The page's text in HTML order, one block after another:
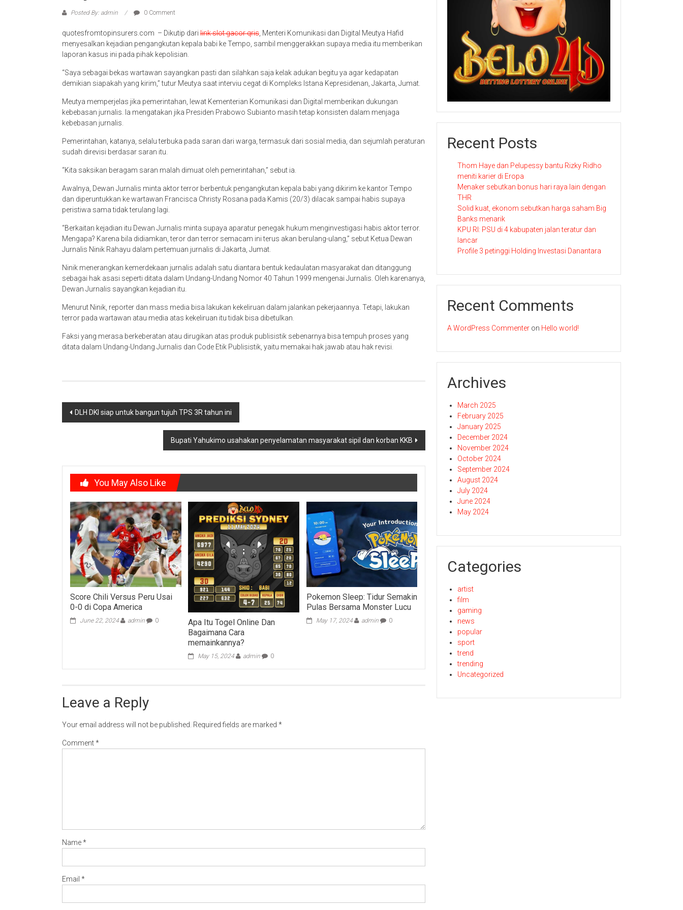
Posted By: admin 0 Comment
quotesfromtopinsurers.com – Dikutip dari link slot gacor qris , Menteri Komunikasi dan Digital Meutya Hafid
menyesalkan kejadian pengangkutan kepala babi ke Tempo, sambil menggerakkan supaya media itu memberikan
laporan kasus ini pada pihak kepolisian.
“Saya sebagai bekas wartawan sayangkan pasti dan silahkan saja kelak adukan begitu ya agar kedapatan
demikian siapakah yang kirim,” tutur Meutya saat interviu cegat di Kompleks Istana Kepresidenan, Jakarta, Jumat.
Meutya memperjelas jika pemerintahan, lewat Kementerian Komunikasi dan Digital memberikan dukungan
kebebasan jurnalis. Ia mengatakan jika Presiden Prabowo Subianto masih tetap konsisten dalam menjaga
kebebasan jurnalis.
Pemerintahan, katanya, selalu terbuka pada saran dari warga, termasuk dari sosial media, dan sejumlah peraturan
sudah direvisi berdasar saran itu.
“Kita saksikan beragam saran malah dimuat oleh pemerintahan,” sebut ia.
Awalnya, Dewan Jurnalis minta aktor terror berbentuk pengangkutan kepala babi yang dikirim ke kantor Tempo
dan diperuntukkan ke wartawan Francisca Christy Rosana pada Kamis (20/3) dilacak sampai habis supaya
peristiwa sama tidak terulang lagi.
“Berkaitan kejadian itu Dewan Jurnalis minta supaya aparatur penegak hukum menginvestigasi habis aktor terror.
Mengapa? Karena bila didiamkan, teror dan terror semacam ini terus akan berulang-ulang,” sebut Ketua Dewan
Jurnalis Ninik Rahayu dalam pertemuan jurnalis di Jakarta, Jumat.
Ninik menerangkan kemerdekaan jurnalis adalah satu diantara bentuk kedaulatan masyarakat dan ditanggung
sebagai hak asasi seperti ditata dalam Undang-Undang Nomor 40 Tahun 1999 mengenai Jurnalis. Oleh karenanya,
Dewan Jurnalis sayangkan kejadian itu.
Menurut Ninik, reporter dan mass media bisa lakukan kekeliruan dalam jalankan pekerjaannya. Tetapi, lakukan
terror pada wartawan atau media atas kekeliruan itu tidak bisa dibetulkan.
Faksi yang merasa berkeberatan atau dirugikan atas produk publisistik sebenarnya bisa tempuh proses yang
ditata dalam Undang-Undang Jurnalis dan Code Etik Publisistik, yaitu memakai hak jawab atau hak revisi.
Post
DLH DKI siap untuk bangun tujuh TPS 3R tahun ini
Bupati Yahukimo usahakan penyelamatan masyarakat sipil dan korban KKB
You May Also Like
Score Chili Versus Peru Usai
0-0 di Copa America
June 22, 2024 admin 0
Apa Itu Togel Online Dan
Bagaimana Cara
memainkannya?
May 15, 2024 admin 0
Pokemon Sleep: Tidur Semakin
Pulas Bersama Monster Lucu
May 17, 2024 admin 0
Leave a Reply
Your email address will not be published. Required fields are marked *
Comment*
Name*
Email *
Recent Posts
Thom Haye dan Pelupessy bantu Rizky Ridho
meniti karier di Eropa
Menaker sebutkan bonus hari raya lain dengan
THR
Solid kuat, ekonom sebutkan harga saham Big
Banks menarik
KPU RI: PSU di 4 kabupaten jalan teratur dan
lancar
Profile 3 petinggi Holding Investasi Danantara
Recent Comments
A WordPress Commenter on Hello world!
Archives
March 2025
February 2025
January 2025
December 2024
November 2024
October 2024
September 2024
August 2024
July 2024
June 2024
May 2024
Categories
artist
film
gaming
news
popular
sport
trend
trending
Uncategorized